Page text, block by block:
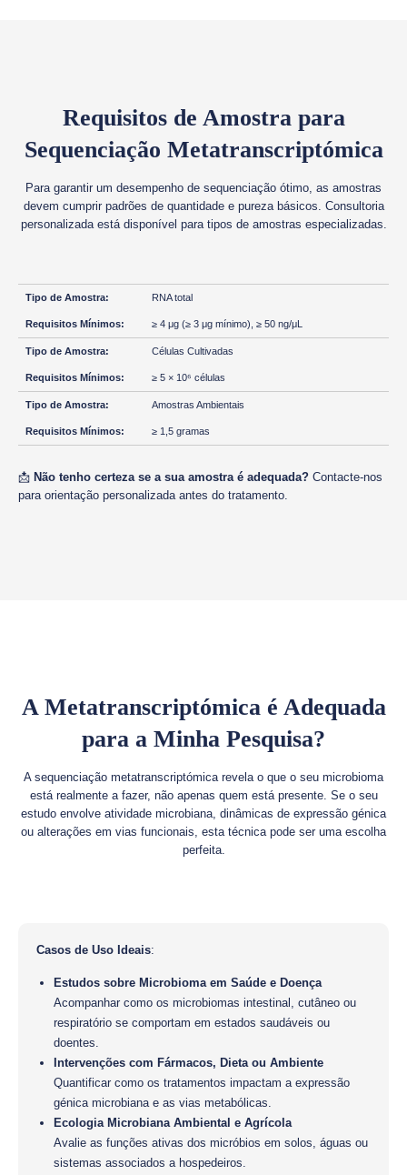
Requisitos de Amostra para
Sequenciação Metatranscriptómica
Para garantir um desempenho de sequenciação ótimo, as amostras
devem cumprir padrões de quantidade e pureza básicos. Consultoria
personalizada está disponível para tipos de amostras especializadas.
RNA total
≥ 4 μg (≥ 3 μg mínimo), ≥ 50 ng/μL
Células Cultivadas
≥ 5 × 10⁶ células
Amostras Ambientais
≥ 1,5 gramas
📩 Não tenho certeza se a sua amostra é adequada? Contacte-nos
para orientação personalizada antes do tratamento.
A Metatranscriptómica é Adequada
para a Minha Pesquisa?
A sequenciação metatranscriptómica revela o que o seu microbioma
está realmente a fazer, não apenas quem está presente. Se o seu
estudo envolve atividade microbiana, dinâmicas de expressão génica
ou alterações em vias funcionais, esta técnica pode ser uma escolha
perfeita.
Casos de Uso Ideais:
Estudos sobre Microbioma em Saúde e Doença
Acompanhar como os microbiomas intestinal, cutâneo ou
respiratório se comportam em estados saudáveis ou
doentes.
Intervenções com Fármacos, Dieta ou Ambiente
Quantificar como os tratamentos impactam a expressão
génica microbiana e as vias metabólicas.
Ecologia Microbiana Ambiental e Agrícola
Avalie as funções ativas dos micróbios em solos, águas ou
sistemas associados a hospedeiros.